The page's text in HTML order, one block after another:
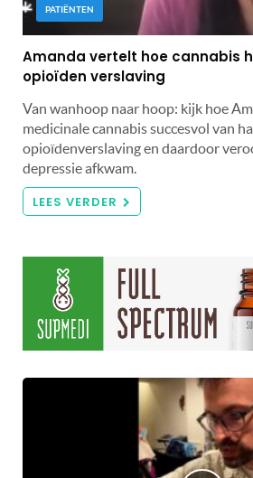
PATIËNTEN
Amanda vertelt hoe cannabis
opioïden verslaving
Van wanhoop naar hoop: kijk hoe
medicinale cannabis succesvol van
opioïdenverslaving en daardoor
depressie afkwam.
LEES VERDER